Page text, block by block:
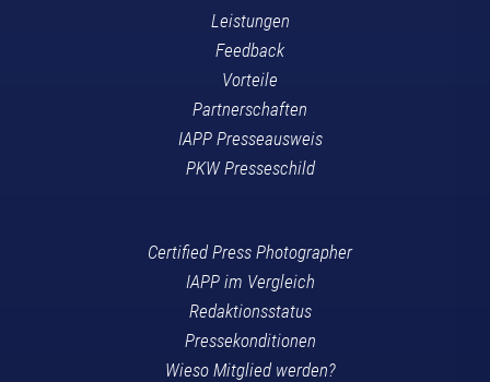
Leistungen
Feedback
Vorteile
Partnerschaften
IAPP Presseausweis
PKW Presseschild
Certified Press Photographer
IAPP im Vergleich
Redaktionsstatus
Pressekonditionen
Wieso Mitglied werden?